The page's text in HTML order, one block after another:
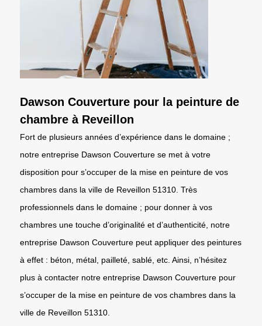
Dawson Couverture pour la peinture de
chambre à Reveillon
Fort de plusieurs années d’expérience dans le domaine ;
notre entreprise Dawson Couverture se met à votre
disposition pour s’occuper de la mise en peinture de vos
chambres dans la ville de Reveillon 51310. Très
professionnels dans le domaine ; pour donner à vos
chambres une touche d’originalité et d’authenticité, notre
entreprise Dawson Couverture peut appliquer des peintures
à effet : béton, métal, pailleté, sablé, etc. Ainsi, n’hésitez
plus à contacter notre entreprise Dawson Couverture pour
s’occuper de la mise en peinture de vos chambres dans la
ville de Reveillon 51310.